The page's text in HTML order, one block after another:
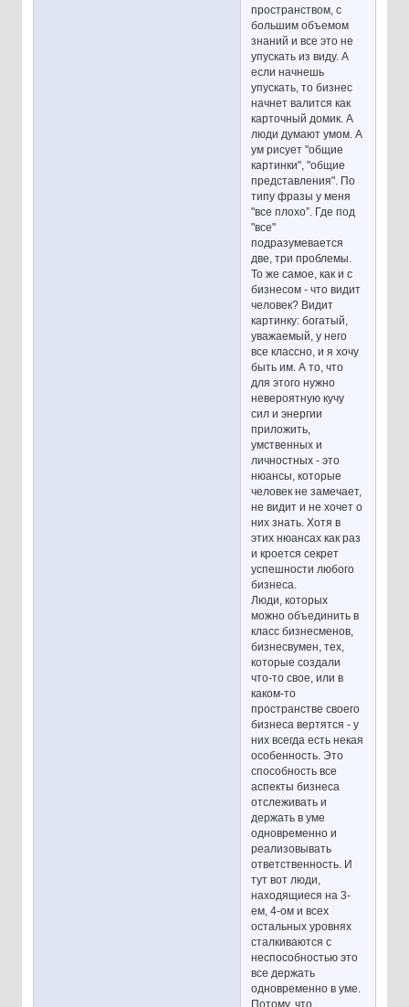
пространством, с
большим объемом
знаний и все это не
упускать из виду. А
если начнешь
упускать, то бизнес
начнет валится как
карточный домик. А
люди думают умом. А
ум рисует "общие
картинки", "общие
представления". По
типу фразы у меня
"все плохо”. Где под
"все"
подразумевается
две, три проблемы.
То же самое, как и с
бизнесом - что видит
человек? Видит
картинку: богатый,
уважаемый, у него
все классно, и я хочу
быть им. А то, что
для этого нужно
невероятную кучу
сил и энергии
приложить,
умственных и
личностных - это
нюансы, которые
человек не замечает,
не видит и не хочет о
них знать. Хотя в
этих нюансах как раз
и кроется секрет
успешности любого
бизнеса.
Люди, которых
можно объединить в
класс бизнесменов,
бизнесвумен, тех,
которые создали
что-то свое, или в
каком-то
пространстве своего
бизнеса вертятся - у
них всегда есть некая
особенность. Это
способность все
аспекты бизнеса
отслеживать и
держать в уме
одновременно и
реализовывать
ответственность. И
тут вот люди,
находящиеся на 3-
ем, 4-ом и всех
остальных уровнях
сталкиваются с
неспособностью это
все держать
одновременно в уме.
Потому, что